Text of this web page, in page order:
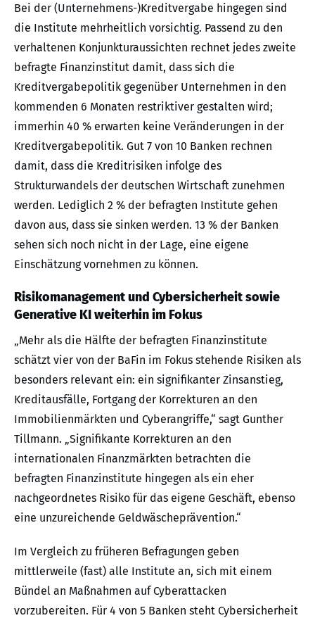
Bei der (Unternehmens-)Kreditvergabe hingegen sind
die Institute mehrheitlich vorsichtig. Passend zu den
verhaltenen Konjunkturaussichten rechnet jedes zweite
befragte Finanzinstitut damit, dass sich die
Kreditvergabepolitik gegenüber Unternehmen in den
kommenden 6 Monaten restriktiver gestalten wird;
immerhin 40 % erwarten keine Veränderungen in der
Kreditvergabepolitik. Gut 7 von 10 Banken rechnen
damit, dass die Kreditrisiken infolge des
Strukturwandels der deutschen Wirtschaft zunehmen
werden. Lediglich 2 % der befragten Institute gehen
davon aus, dass sie sinken werden. 13 % der Banken
sehen sich noch nicht in der Lage, eine eigene
Einschätzung vornehmen zu können.
Risikomanagement und Cybersicherheit sowie
Generative KI weiterhin im Fokus
„Mehr als die Hälfte der befragten Finanzinstitute
schätzt vier von der BaFin im Fokus stehende Risiken als
besonders relevant ein: ein signifikanter Zinsanstieg,
Kreditausfälle, Fortgang der Korrekturen an den
Immobilienmärkten und Cyberangriffe,“ sagt Gunther
Tillmann. „Signifikante Korrekturen an den
internationalen Finanzmärkten betrachten die
befragten Finanzinstitute hingegen als ein eher
nachgeordnetes Risiko für das eigene Geschäft, ebenso
eine unzureichende Geldwäscheprävention.“
Im Vergleich zu früheren Befragungen geben
mittlerweile (fast) alle Institute an, sich mit einem
Bündel an Maßnahmen auf Cyberattacken
vorzubereiten. Für 4 von 5 Banken steht Cybersicherheit